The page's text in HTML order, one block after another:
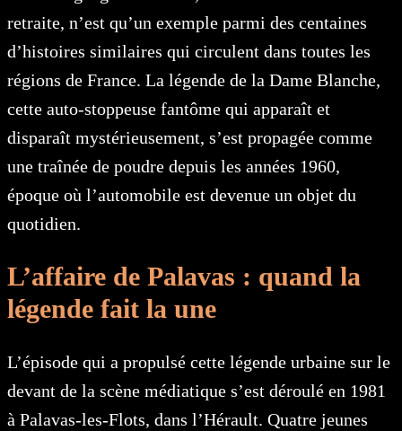
retraite, n’est qu’un exemple parmi des centaines
d’histoires similaires qui circulent dans toutes les
régions de France. La légende de la Dame Blanche,
cette auto-stoppeuse fantôme qui apparaît et
disparaît mystérieusement, s’est propagée comme
une traînée de poudre depuis les années 1960,
époque où l’automobile est devenue un objet du
quotidien.
L’affaire de Palavas : quand la
légende fait la une
L’épisode qui a propulsé cette légende urbaine sur le
devant de la scène médiatique s’est déroulé en 1981
à Palavas-les-Flots, dans l’Hérault. Quatre jeunes